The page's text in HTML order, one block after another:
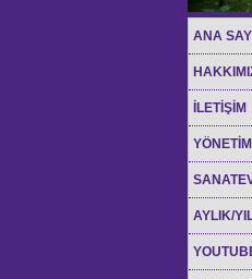
ANA
İLETİŞİM
AYLIK/